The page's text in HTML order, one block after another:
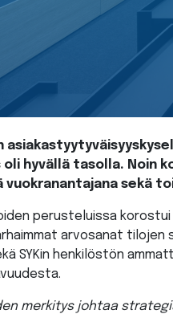
hyvällä tasolla. Noin
sekä
perusteluissa
arvosanat tilojen
SYKin henkilöstön
merkitys johtaa